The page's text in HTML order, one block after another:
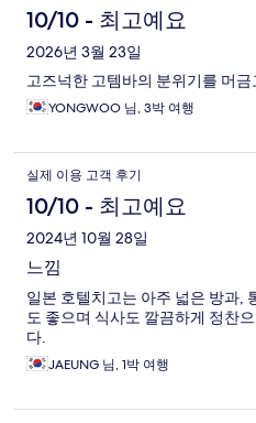
용
후
기
10/10 - 최고예요
2026년 3월 23일
고즈넉한 고템바의 분위기를 머금
YONGWOO 님, 3박 여행
실제 이용 고객 후기
10/10 - 최고예요
2024년 10월 28일
느낌
일본 호텔치고는 아주 넓은 방과,
도 좋으며 식사도 깔끔하게 정찬
다.
JAEUNG 님, 1박 여행